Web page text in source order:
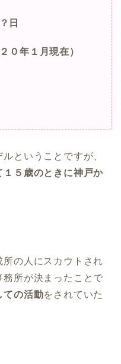
日
０年１月現在）
ということですが、
５歳のときに神戸か
の人にスカウトされ
務所が決まったことで
ての活動をされていた